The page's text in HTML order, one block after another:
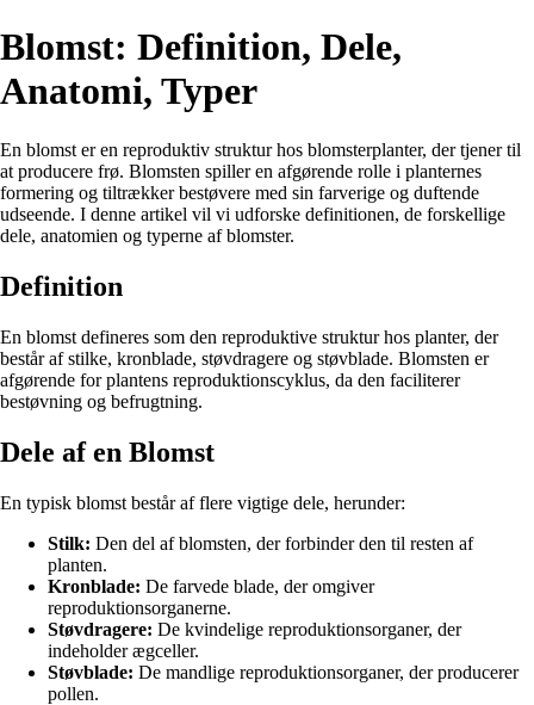
Blomst: Definition, Dele,
Anatomi, Typer
En blomst er en reproduktiv struktur hos blomsterplanter, der tjener til
at producere frø. Blomsten spiller en afgørende rolle i planternes
formering og tiltrækker bestøvere med sin farverige og duftende
udseende. I denne artikel vil vi udforske definitionen, de forskellige
dele, anatomien og typerne af blomster.
Definition
En blomst defineres som den reproduktive struktur hos planter, der
består af stilke, kronblade, støvdragere og støvblade. Blomsten er
afgørende for plantens reproduktionscyklus, da den faciliterer
bestøvning og befrugtning.
Dele af en Blomst
En typisk blomst består af flere vigtige dele, herunder:
Stilk: Den del af blomsten, der forbinder den til resten af
planten.
Kronblade: De farvede blade, der omgiver
reproduktionsorganerne.
Støvdragere: De kvindelige reproduktionsorganer, der
indeholder ægceller.
Støvblade: De mandlige reproduktionsorganer, der producerer
pollen.